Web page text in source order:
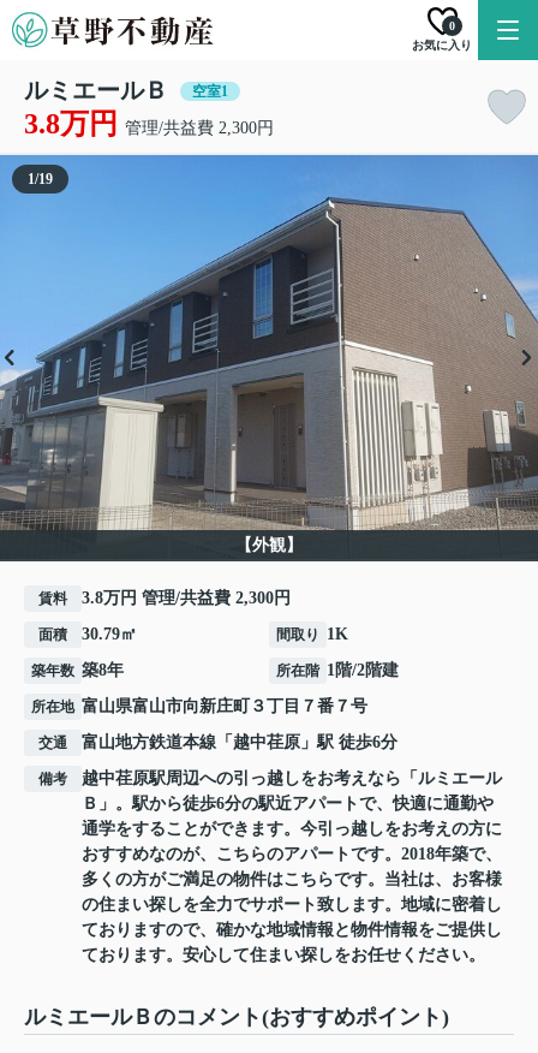
お気に入り
0
ルミエールＢ 空室1
3.8万円 管理/共益費 2,300円
【外観】
1/19
賃料 3.8万円 管理/共益費 2,300円
面積 30.79㎡ 間取り 1K
築年数 築8年 所在階 1階/2階建
所在地 富山県富山市向新庄町 ３丁目７番７号
交通 富山地方鉄道本線 「 越中荏原 」駅 徒歩6分
備考
越中荏原駅周辺への引っ越しをお考えなら「ルミエール
Ｂ」。駅から徒歩6分の駅近アパートで、快適に通勤や
通学をすることができます。今引っ越しをお考えの方に
おすすめなのが、こちらのアパートです。2018年築で、
多くの方がご満足の物件はこちらです。当社は、お客様
の住まい探しを全力でサポート致します。地域に密着し
ておりますので、確かな地域情報と物件情報をご提供し
ております。安心して住まい探しをお任せください。
ルミエールＢのコメント(おすすめポイント)